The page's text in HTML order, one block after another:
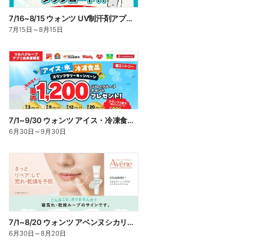
7/16~8/15 ウォンツ UV制汗剤アプリ企画
7月15日 ～8月15日
7/1~9/30 ウォンツ アイス・冷凍食品スタンプラリーキャンペーン企
6月30日 ～9月30日
7/1~8/20 ウォンツ アベンヌシカリップ予約
6月30日 ～8月20日